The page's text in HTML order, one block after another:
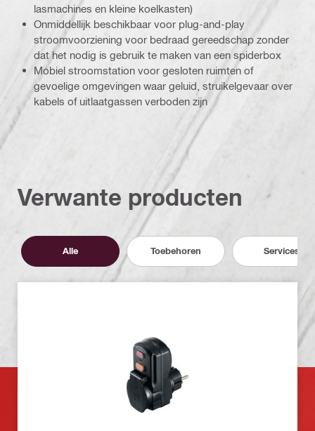
lasmachines en kleine koelkasten)
Onmiddellijk beschikbaar voor plug-and-play
stroomvoorziening voor bedraad gereedschap zonder
dat het nodig is gebruik te maken van een spiderbox
Mobiel stroomstation voor gesloten ruimten of
gevoelige omgevingen waar geluid, struikelgevaar over
kabels of uitlaatgassen verboden zijn
Verwante producten
Alle Toebehoren Services